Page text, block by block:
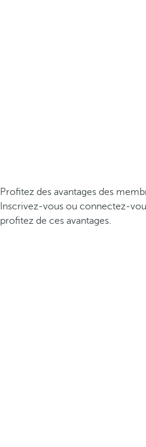
Profitez des avantages des
Inscrivez-vous ou connectez-
profitez de ces avantages.